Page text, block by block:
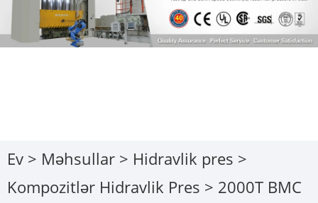
Ev > Məhsullar > Hidravlik pres >
Kompozitlər Hidravlik Pres > 2000T BMC